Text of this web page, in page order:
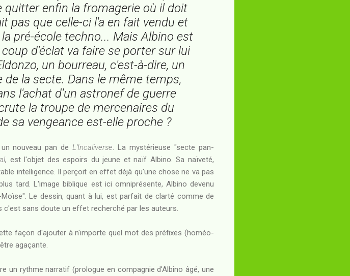
quitter enfin la fromagerie où il doit
pas que celle-ci l'a en fait vendu et
pré-école techno... Mais Albino est
d'éclat va faire se porter sur lui
un bourreau, c'est-à-dire, un
la secte. Dans le même temps,
l'achat d'un astronef de guerre
la troupe de mercenaires du
sa vengeance est-elle proche ?
nouveau pan deL'Incaliverse . La mystérieuse "secte pan-
, est l'objet des espoirs du jeune et naïf Albino. Sa naïveté,
intelligence. Il perçoit en effet déjà qu'une chose ne va pas
tard. L'image biblique est ici omniprésente, Albino devenu
Le dessin, quant à lui, est parfait de clarté comme de
sans doute un effet recherché par les auteurs.
façon d'ajouter à n'importe quel mot des préfixes (homéo-
agaçante.
un rythme narratif (prologue en compagnie d'Albino âgé, une